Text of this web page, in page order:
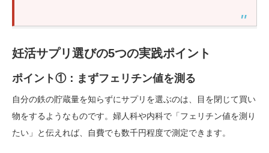
妊活サプリ選びの5つの実践ポイント
ポイント①：まずフェリチン値を測る
自分の鉄の貯蔵量を知らずにサプリを選ぶのは、目を閉じて買い
物をするようなものです。婦人科や内科で「フェリチン値を測り
たい」と伝えれば、自費でも数千円程度で測定できます。